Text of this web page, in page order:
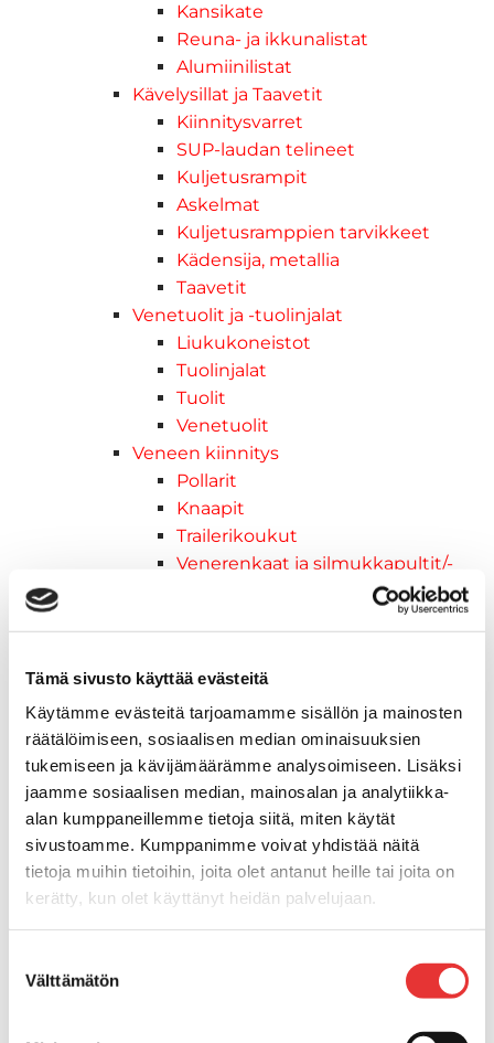
Tämä sivusto käyttää evästeitä
Käytämme evästeitä tarjoamamme sisällön ja mainosten
räätälöimiseen, sosiaalisen median ominaisuuksien
tukemiseen ja kävijämäärämme analysoimiseen. Lisäksi
jaamme sosiaalisen median, mainosalan ja analytiikka-
alan kumppaneillemme tietoja siitä, miten käytät
sivustoamme. Kumppanimme voivat yhdistää näitä
tietoja muihin tietoihin, joita olet antanut heille tai joita on
kerätty, kun olet käyttänyt heidän palvelujaan.
valinta
Välttämätön
Kansikate
Reuna- ja ikkunalistat
Alumiinilistat
Kävelysillat ja Taavetit
Kiinnitysvarret
SUP-laudan telineet
Kuljetusrampit
Askelmat
Kuljetusramppien tarvikkeet
Kädensija, metallia
Taavetit
Venetuolit ja -tuolinjalat
Liukukoneistot
Tuolinjalat
Tuolit
Venetuolit
Veneen kiinnitys
Pollarit
Knaapit
Trailerikoukut
Venerenkaat ja silmukkapultit/-
Jätevesi
Kansiruuvikkeiden varaosat
Muoviseokset
Polttoaine
Kansiruuvikkeitten varaosat
Makea vesi
Keula- ja uimatasot
Uimatasot
Keulatasot